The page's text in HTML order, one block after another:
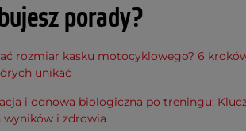
porady?
rozmiar kasku motocyklowego? 6
unikać
i odnowa biologiczna po treningu:
wyników i zdrowia